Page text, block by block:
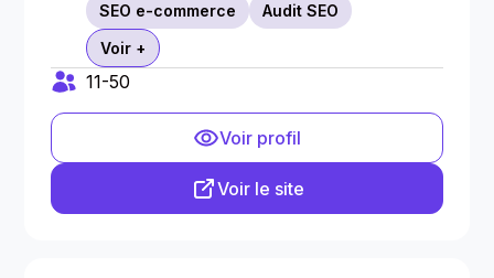
SEO e-commerce
Audit SEO
Voir +
11-50
Voir profil
Voir le site